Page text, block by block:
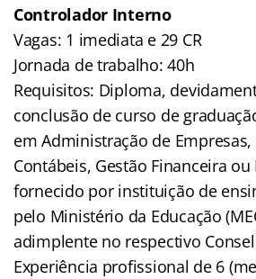
Controlador Interno
Vagas: 1 imediata e 29 CR
Jornada de trabalho: 40h
Requisitos: Diploma,
conclusão de curso de
em Administração de Empresas,
Contábeis, Gestão Financeira ou
fornecido por instituição de
pelo Ministério da Educação
adimplente no respectivo
Experiência profissional de 6